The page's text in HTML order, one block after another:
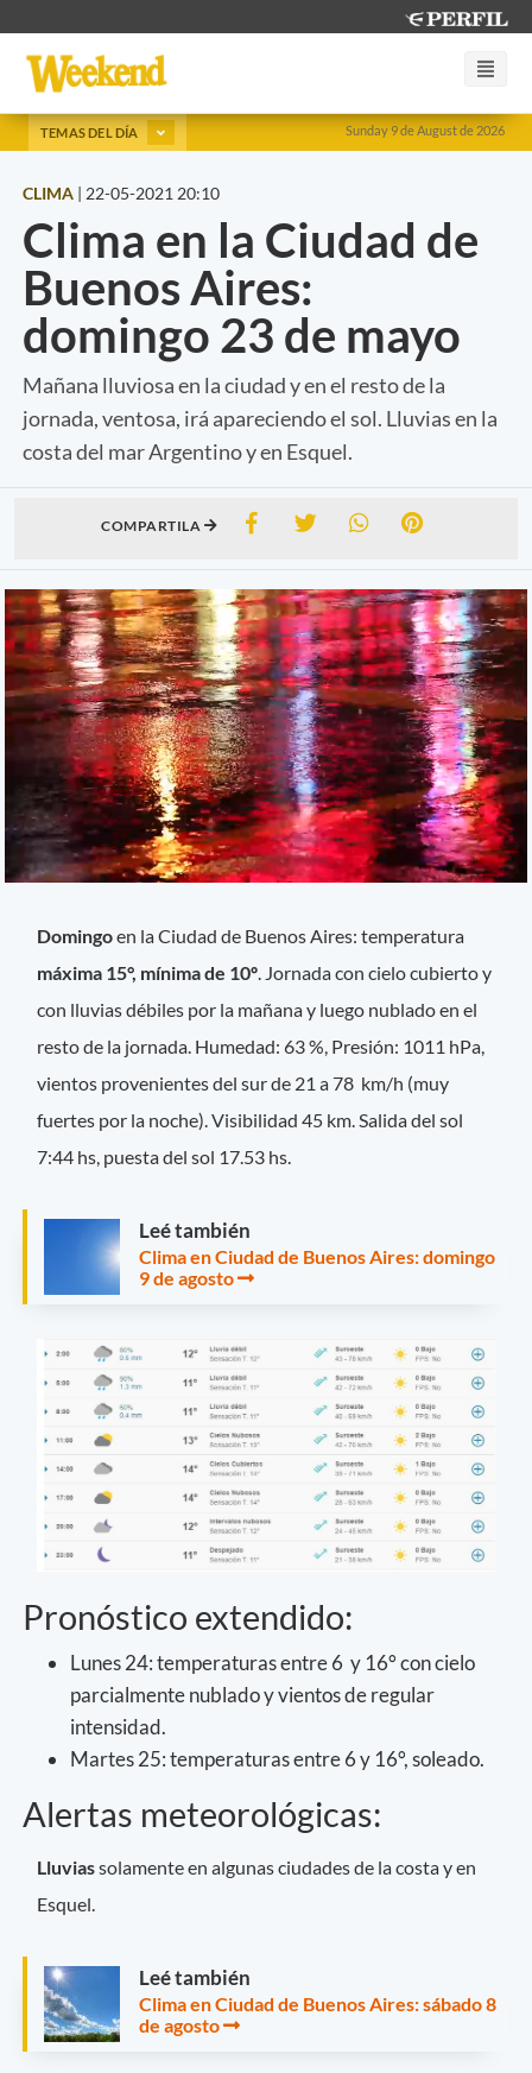
Sunday 9 de August de 2026
TEMAS DEL DÍA
CLIMA | 22-05-2021 20:10
Clima en la Ciudad de
Buenos Aires:
domingo 23 de mayo
Mañana lluviosa en la ciudad y en el resto de la
jornada, ventosa, irá apareciendo el sol. Lluvias en la
costa del mar Argentino y en Esquel.
COMPARTILA
Domingoen la Ciudad de Buenos Aires: temperatura
máxima 15°, mínima de 10º . Jornada con cielo cubierto y
con lluvias débiles por la mañana y luego nublado en el
resto de la jornada. Humedad: 63 %, Presión: 1011 hPa,
vientos provenientes del sur de 21 a 78 km/h (muy
fuertes por la noche). Visibilidad 45 km. Salida del sol
7:44 hs, puesta del sol 17.53 hs.
Leé también
Clima en Ciudad de Buenos Aires: domingo
9 de agosto
Pronóstico extendido:
Lunes 24: temperaturas entre 6 y 16° con cielo
parcialmente nublado y vientos de regular
intensidad.
Martes 25: temperaturas entre 6 y 16°, soleado.
Alertas meteorológicas:
Lluviassolamente en algunas ciudades de la costa y en
Esquel.
Leé también
Clima en Ciudad de Buenos Aires: sábado 8
de agosto